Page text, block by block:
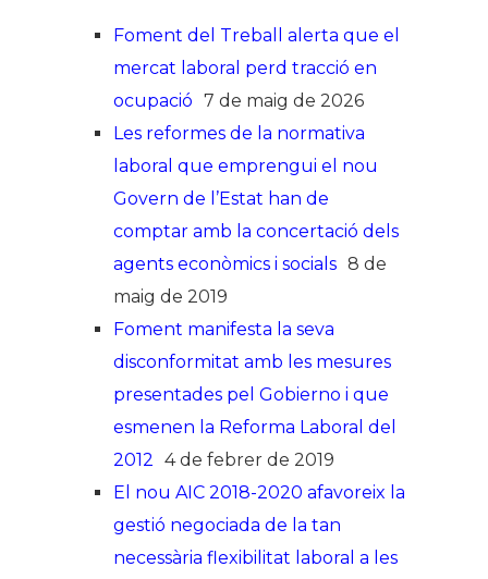
Foment del Treball alerta que el
mercat laboral perd tracció en
ocupació 7 de maig de 2026
Les reformes de la normativa
laboral que emprengui el nou
Govern de l’Estat han de
comptar amb la concertació dels
agents econòmics i socials 8 de
maig de 2019
Foment manifesta la seva
disconformitat amb les mesures
presentades pel Gobierno i que
esmenen la Reforma Laboral del
2012 4 de febrer de 2019
El nou AIC 2018-2020 afavoreix la
gestió negociada de la tan
necessària flexibilitat laboral a les